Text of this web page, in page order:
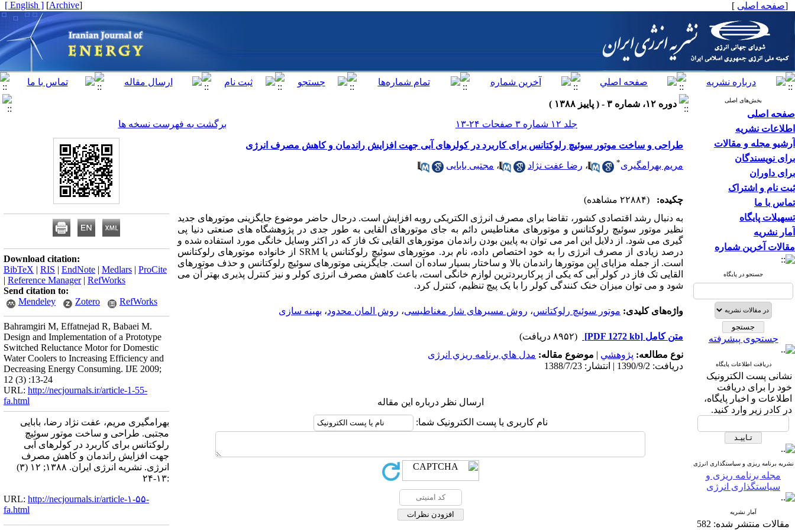
[صفحه اصلی ]
[
Archive
]
[ English ]
بخش‌های اصلی
صفحه اصلی
اطلاعات نشریه
آرشیو مجله و مقالات
برای نویسندگان
برای داوران
ثبت نام و اشتراک
تماس با ما
تسهیلات پایگاه
آمار نشریه
مقالات آخرین شماره
جستجو در پایگاه
جستجوی پیشرفته
دریافت اطلاعات پایگاه
نشانی پست الکترونیک
خود را برای دریافت
اطلاعات و اخبار پایگاه،
در کادر زیر وارد کنید.
نشریه برنامه ریزی و سیاستگذاری انرژی
مجله برنامه ریزی و
سیاستگذاری انرژی
آمار نشریه
مقالات منتشر شده: 582
دوره ۱۲، شماره ۳ - ( پاییز ۱۳۸۸ )
جلد ۱۲ شماره ۳ صفحات ۲۴-۱۳
برگشت به فهرست نسخه ها
طراحی و ساخت موتور سوئیچ رلوکتانس برای کاربرد در کولرهای آبی جهت افزایش راندمان و کاهش مصرف انرژی
مریم بهرامگیری* ، رضا عفت نژاد ، مجتبی بابایی
چکیده:
(۲۲۸۸۴ مشاهده)
به دنبال رشد اقتصادی کشور، تقاضا برای مصرف انرژی الکتریکی روبه افزایش است. درحال حاضر موضوع جایگزینی موتورهای جدید
نظیر موتور سوئیچ رلوکتانس و موتورهای مغناطیس دائم به جای موتورهای القایی به طور جدی در پژوهشگاه های صنعتی دنیا پی
گیری می شود. از دلایل این امر می توان به پایین بودن راندمان موتورهای القایی تک فاز که در اکثر وسایل خانگی مورد استفاده شده و
درصد زیادی از مصرف انرژی را به خود اختصاص داده، نام برد. موتورهای سوئیچ رلوکتانس یا SRM از خانواده موتورهای رلوکتانس
است. از جمله مزایای این موتورها راندمان بالا و ساختار بسیار ساده آن است. جایگزینی موتورهای سوئیچ رلوکتانس و حذف موتورهای
القایی تک فاز در کولر آبی که یکی از پرکاربردترین لوازم خانگی است، باعث کاهش مصرف انرژی کولر و نیز کنترل پذیری بهتر آن می
شود و می توان میزان خنک کنندگی کولر را با یک پیچ تنظیم، کنترل کرد.
واژه‌های کلیدی: موتور سوئیچ رلوکتانس، روش مسیرهای شار مغناطیسی، روش المان محدود، بهینه سازی
متن کامل [PDF 1272 kb]
(۸۹۵۲ دریافت)
نوع مطالعه: پژوهشي | موضوع مقاله: مدل هاي برنامه ريزي انرژی
دریافت: 1390/9/2 | انتشار: 1388/7/23
ارسال نظر درباره این مقاله
نام کاربری یا پست الکترونیک شما:
Download citation:
BibTeX | RIS | EndNote | Medlars | ProCite
| Reference Manager| RefWorks
Send citation to:
Mendeley
Zotero RefWorks
Bahramgiri M, Effatnejad R, Babaei M.
Design and Implementation of a Prototype
Switched Reluctance Motor for Domestic
Water Coolers to Increasing Efficiency and
Decreasing Energy Consuming. IJE 2009;
12 (3) :13-24
URL: http://necjournals.ir/article-1-55-
fa.html
بهرامگیری مریم، عفت نژاد رضا، بابایی
مجتبی. طراحی و ساخت موتور سوئیچ
رلوکتانس برای کاربرد در کولرهای آبی
جهت افزایش راندمان و کاهش مصرف
انرژی. نشریه انرژی ایران. ۱۳۸۸; ۱۲ (۳)
:۱۳-۲۴
URL: http://necjournals.ir/article-۱-۵۵-
fa.html